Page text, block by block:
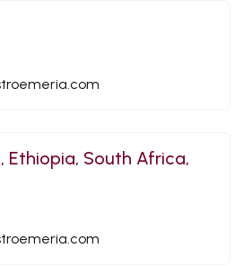
Ethiopia, South Africa,